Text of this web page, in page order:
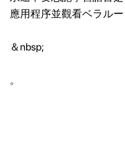
應用程序並觀看ベラル
＆nbsp;
。